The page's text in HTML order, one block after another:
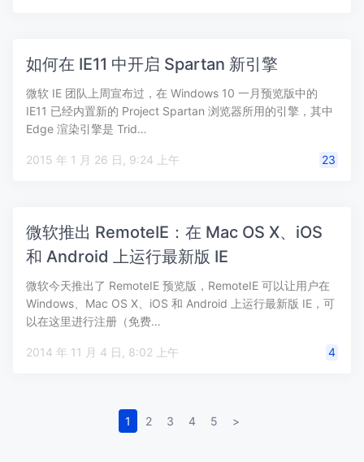
如何在 IE11 中开启 Spartan 新引擎
微软 IE 团队上周宣布过，在 Windows 10 一月预览版中的
IE11 已经内置新的 Project Spartan 浏览器所用的引擎，其中
Edge 渲染引擎是 Trid…
2015 年 1 月 26 日, 9:24 上午 23
微软推出 RemoteIE：在 Mac OS X、iOS
和 Android 上运行最新版 IE
微软今天推出了 RemoteIE 预览版，RemoteIE 可以让用户在
Windows、Mac OS X、iOS 和 Android 上运行最新版 IE，可
以在这里进行注册（免费…
2014 年 11 月 4 日, 8:02 上午 4
1 2 3 4 5 >